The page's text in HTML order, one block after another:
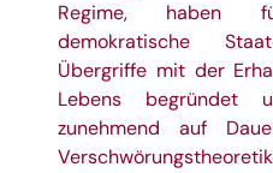
Regime, haben
demokratische
Übergriffe mit der
Lebens begründet
zunehmend auf